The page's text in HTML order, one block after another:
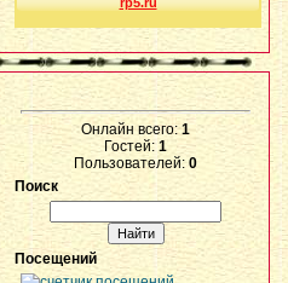
Онлайн всего:1
Гостей: 1
Пользователей: 0
Поиск
Посещений